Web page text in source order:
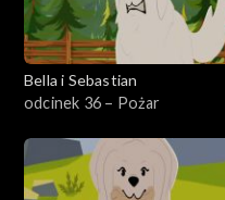
Bella i Sebastian
odcinek 36 – Pożar